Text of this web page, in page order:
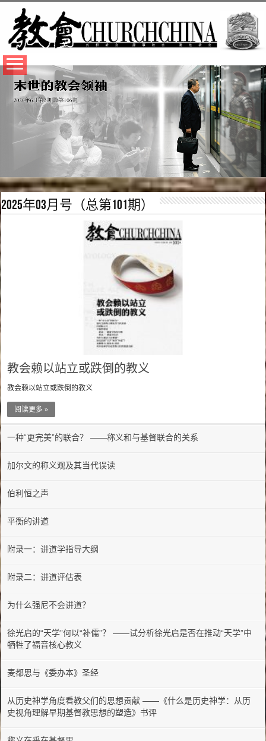
2025年03月号（总第101期）
教会赖以站立或跌倒的教义
教会赖以站立或跌倒的教义
阅读更多 »
一种“更完美”的联合？ ——称义和与基督联合的关系
加尔文的称义观及其当代误读
伯利恒之声
平衡的讲道
附录一：讲道学指导大纲
附录二：讲道评估表
为什么强尼不会讲道？
徐光启的“天学”何以“补儒”？ ——试分析徐光启是否在推动“天学”中
牺牲了福音核心教义
麦都思与《委办本》圣经
从历史神学角度看教父们的思想贡献 ——《什么是历史神学：从历
史视角理解早期基督教思想的塑造》书评